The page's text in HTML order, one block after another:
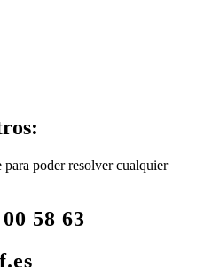
poder resolver cualquier
58 63